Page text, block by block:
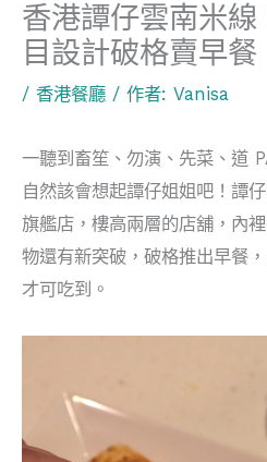
香港譚仔雲南米
目設計破格賣早餐
/ 香港餐廳 / 作者: Vanisa
一聽到畜笙、勿演、先菜、道
自然該會想起譚仔姐姐吧！譚
旗艦店，樓高兩層的店舖，內
物還有新突破，破格推出早餐
才可吃到。